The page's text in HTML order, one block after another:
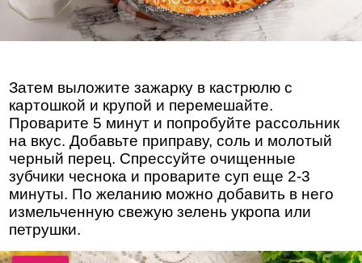
Затем выложите зажарку в кастрюлю с
картошкой и крупой и перемешайте.
Проварите 5 минут и попробуйте рассольник
на вкус. Добавьте приправу, соль и молотый
черный перец. Спрессуйте очищенные
зубчики чеснока и проварите суп еще 2-3
минуты. По желанию можно добавить в него
измельченную свежую зелень укропа или
петрушки.